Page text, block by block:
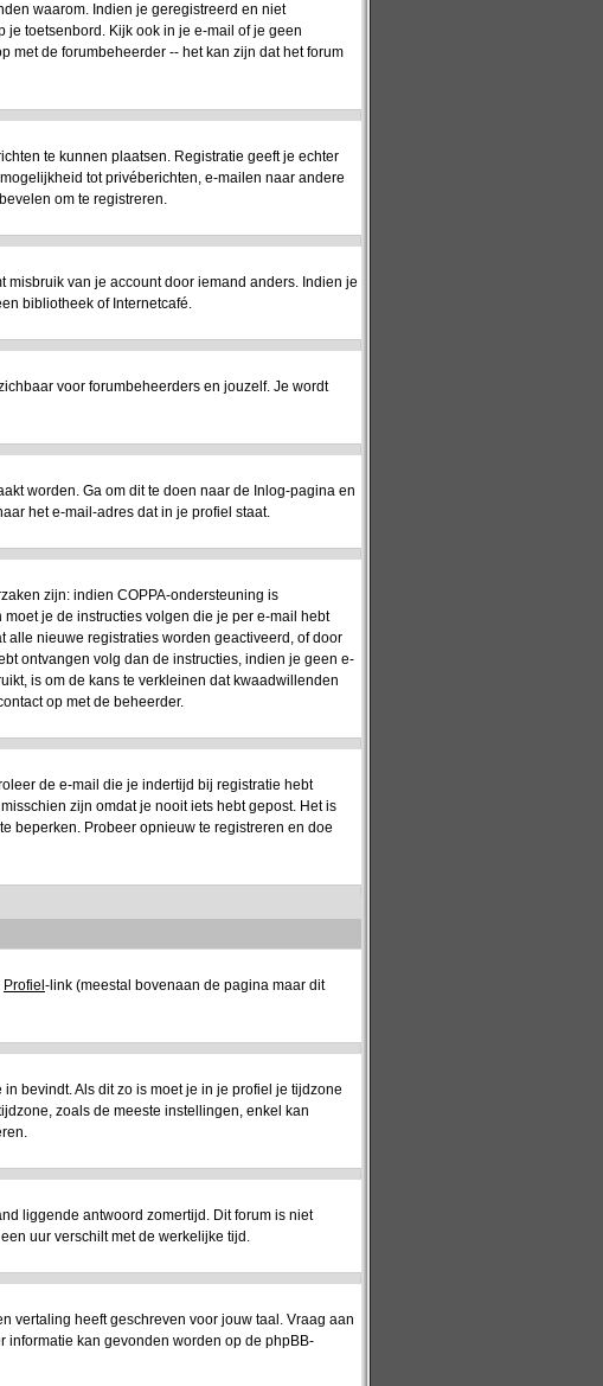
waarom. Indien je geregistreerd en niet
toetsenbord. Kijk ook in je e-mail of je geen
met de forumbeheerder -- het kan zijn dat het forum
te kunnen plaatsen. Registratie geeft je echter
tot privéberichten, e-mailen naar andere
om te registreren.
van je account door iemand anders. Indien je
bibliotheek of Internetcafé.
voor forumbeheerders en jouzelf. Je wordt
worden. Ga om dit te doen naar de Inlog-pagina en
het e-mail-adres dat in je profiel staat.
zijn: indien COPPA-ondersteuning is
moet je de instructies volgen die je per e-mail hebt
alle nieuwe registraties worden geactiveerd, of door
ontvangen volg dan de instructies, indien je geen e-
is om de kans te verkleinen dat kwaadwillenden
op met de beheerder.
de e-mail die je indertijd bij registratie hebt
zijn omdat je nooit iets hebt gepost. Het is
beperken. Probeer opnieuw te registreren en doe
Profiel -link (meestal bovenaan de pagina maar dit
bevindt. Als dit zo is moet je in je profiel je tijdzone
zoals de meeste instellingen, enkel kan
liggende antwoord zomertijd. Dit forum is niet
uur verschilt met de werkelijke tijd.
vertaling heeft geschreven voor jouw taal. Vraag aan
informatie kan gevonden worden op de phpBB-